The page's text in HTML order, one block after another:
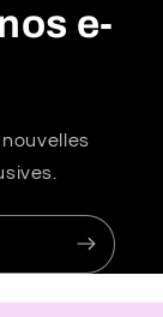
e-